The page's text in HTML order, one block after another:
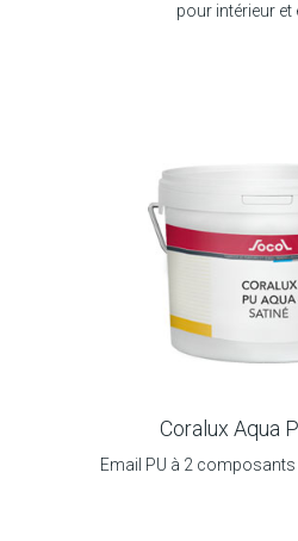
pour intérieur et
Coralux Aqua
Email PU à 2